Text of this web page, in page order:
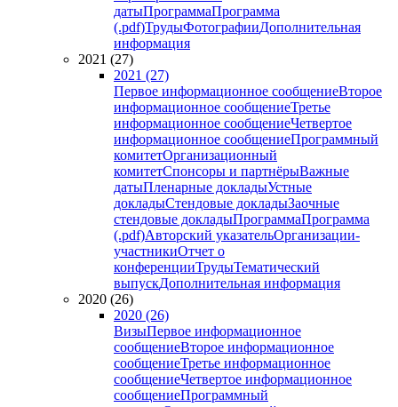
датыПрограммаПрограмма
(.pdf)ТрудыФотографииДополнительная
информация
2021 (27)
2021 (27)
Первое информационное сообщениеВторое
информационное сообщениеТретье
информационное сообщениеЧетвертое
информационное сообщениеПрограммный
комитетОрганизационный
комитетСпонсоры и партнёрыВажные
датыПленарные докладыУстные
докладыСтендовые докладыЗаочные
стендовые докладыПрограммаПрограмма
(.pdf)Авторский указательОрганизации-
участникиОтчет о
конференцииТрудыТематический
выпускДополнительная информация
2020 (26)
2020 (26)
ВизыПервое информационное
сообщениеВторое информационное
сообщениеТретье информационное
сообщениеЧетвертое информационное
сообщениеПрограммный